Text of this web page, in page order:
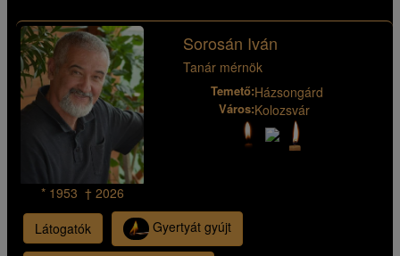
* 1953 † 2026
Sorosán Iván
Tanár mérnök
Temető:Házsongárd
Város:Kolozsvár
Látogatók Gyertyát gyújt